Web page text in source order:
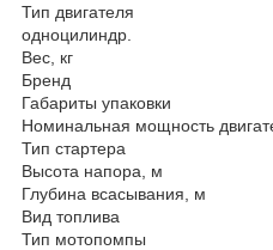
Тип двигателя 4-
одноцилиндр.
Вес, кг 18
Бренд
Габариты упаковки
Номинальная мощность
Тип стартера
Высота
Глубина
Вид топлива
Тип мотопомпы